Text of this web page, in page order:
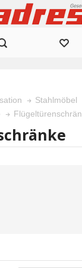
Stahlmöbel